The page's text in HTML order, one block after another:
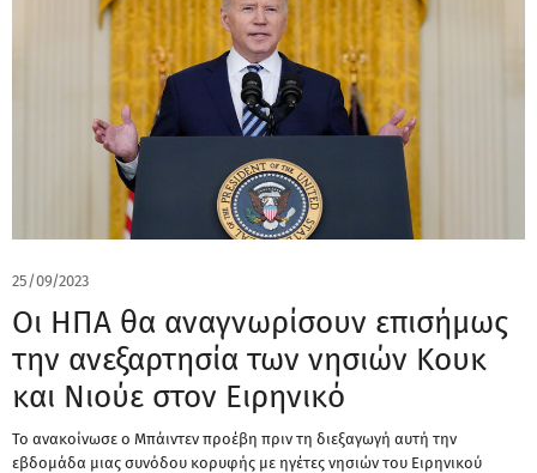
25/09/2023
Οι ΗΠΑ θα αναγνωρίσουν επισήμως
την ανεξαρτησία των νησιών Κουκ
και Νιούε στον Ειρηνικό
Το ανακοίνωσε ο Μπάιντεν προέβη πριν τη διεξαγωγή αυτή την
εβδομάδα μιας συνόδου κορυφής με ηγέτες νησιών του Ειρηνικού